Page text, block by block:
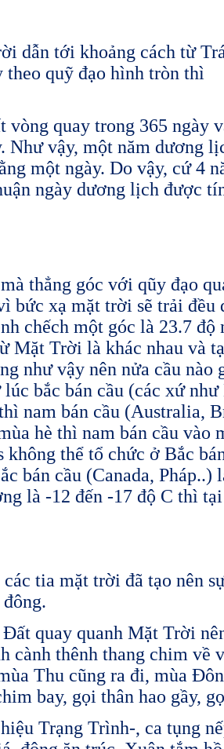
dẫn tới khoảng cách từ
quỹ đạo hình tròn thì
quay trong 365 ngày
Như vậy, một năm dương
một ngày. Do vậy, cứ 4
ngày dương lịch được
thẳng góc với qũy đạo
bức xạ mặt trời sẽ trải đều
chếch một góc là 23.7 độ
Trời là khác nhau và
như vậy nên nửa cầu nào
bắc bán cầu (các xứ
nam bán cầu (Australia,
hè thì nam bán cầu vào
thể tổ chức ở Bắc
bán cầu (Canada, Pháp..)
là -12 đến -17 độ C thì
tia mặt trời đã tạo nên
quay quanh Mặt Trời
cành thênh thang chim về
Thu cũng ra đi, mùa
bay, gọi thân hao gầy,
Trạng Trình-, ca tụng